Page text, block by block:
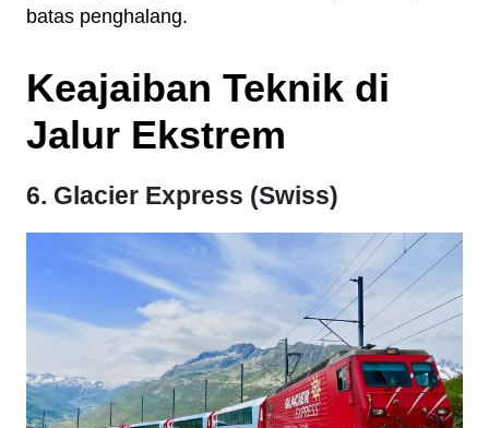
batas penghalang.
Keajaiban Teknik di
Jalur Ekstrem
6. Glacier Express (Swiss)